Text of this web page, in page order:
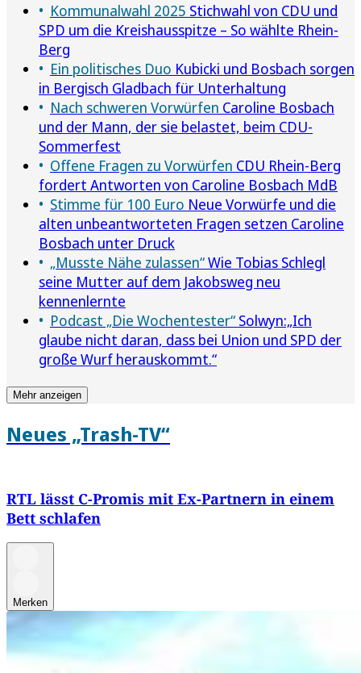
Kommunalwahl 2025 Stichwahl von CDU und
SPD um die Kreishausspitze – So wählte Rhein-
Berg
Ein politisches Duo Kubicki und Bosbach sorgen
in Bergisch Gladbach für Unterhaltung
Nach schweren Vorwürfen Caroline Bosbach
und der Mann, der sie belastet, beim CDU-
Sommerfest
Offene Fragen zu Vorwürfen CDU Rhein-Berg
fordert Antworten von Caroline Bosbach MdB
Stimme für 100 Euro Neue Vorwürfe und die
alten unbeantworteten Fragen setzen Caroline
Bosbach unter Druck
„Musste Nähe zulassen“Wie Tobias Schlegl
seine Mutter auf dem Jakobsweg neu
kennenlernte
Podcast „Die Wochentester“ Solwyn:„Ich
glaube nicht daran, dass bei Union und SPD der
große Wurf herauskommt.“
Mehr anzeigen
Neues „Trash-TV“
RTL lässt C-Promis mit Ex-Partnern in einem
Bett schlafen
Merken